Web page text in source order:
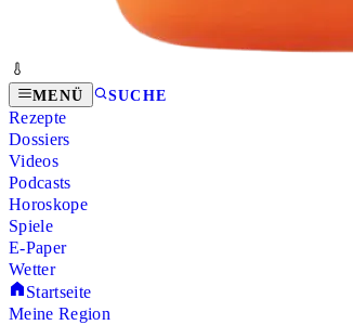
MENÜ SUCHE
Rezepte
Dossiers
Videos
Podcasts
Horoskope
Spiele
E-Paper
Wetter
Startseite
Meine Region